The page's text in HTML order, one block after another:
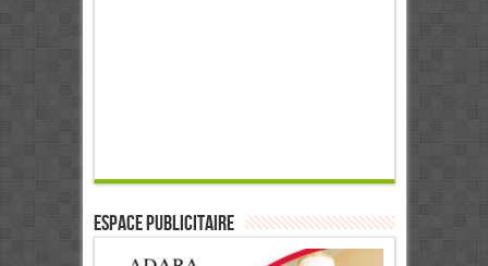
ESPACE PUBLICITAIRE